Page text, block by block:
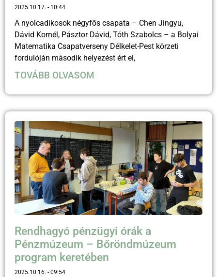
2025.10.17. 10:44
A nyolcadikosok négyfős csapata – Chen Jingyu,
Dávid Kornél, Pásztor Dávid, Tóth Szabolcs – a Bolyai
Matematika Csapatverseny Délkelet-Pest körzeti
fordulóján második helyezést ért el,
TOVÁBB OLVASOM
Rendhagyó pénzügyi órák a
Pénzmúzeum – Bőröndmúzeum
program keretében
2025.10.16. 09:54